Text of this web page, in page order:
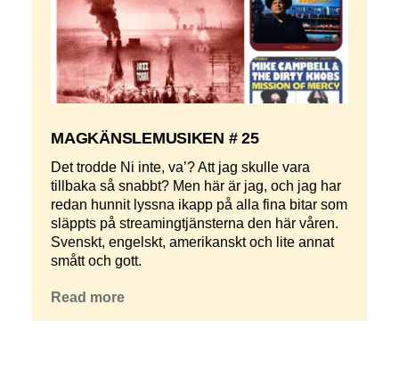
MAGKÄNSLEMUSIKEN # 25
Det trodde Ni inte, va’? Att jag skulle vara
tillbaka så snabbt? Men här är jag, och jag har
redan hunnit lyssna ikapp på alla fina bitar som
släppts på streamingtjänsterna den här våren.
Svenskt, engelskt, amerikanskt och lite annat
smått och gott.
Read more